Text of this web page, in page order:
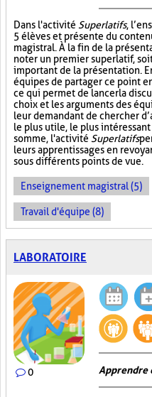
Dans l'activité Superlatifs,
5 élèves et présente du
magistral. À la fin de la
noter un premier superlatif,
important de la présentation.
équipes de partager ce point
ce qui permet de lancer la
choix et les arguments des
leur demandant de chercher
le plus utile, le plus
somme, l'activité Superlatifs
leurs apprentissages en
sous différents points de vue.
Enseignement magistral (5)
Travail d'équipe (8)
LABORATOIRE
0 Apprendre